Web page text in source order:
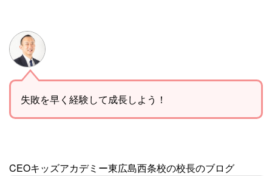
失敗を早く経験して成長しよう！
CEOキッズアカデミー東広島西条校の校長のブログ